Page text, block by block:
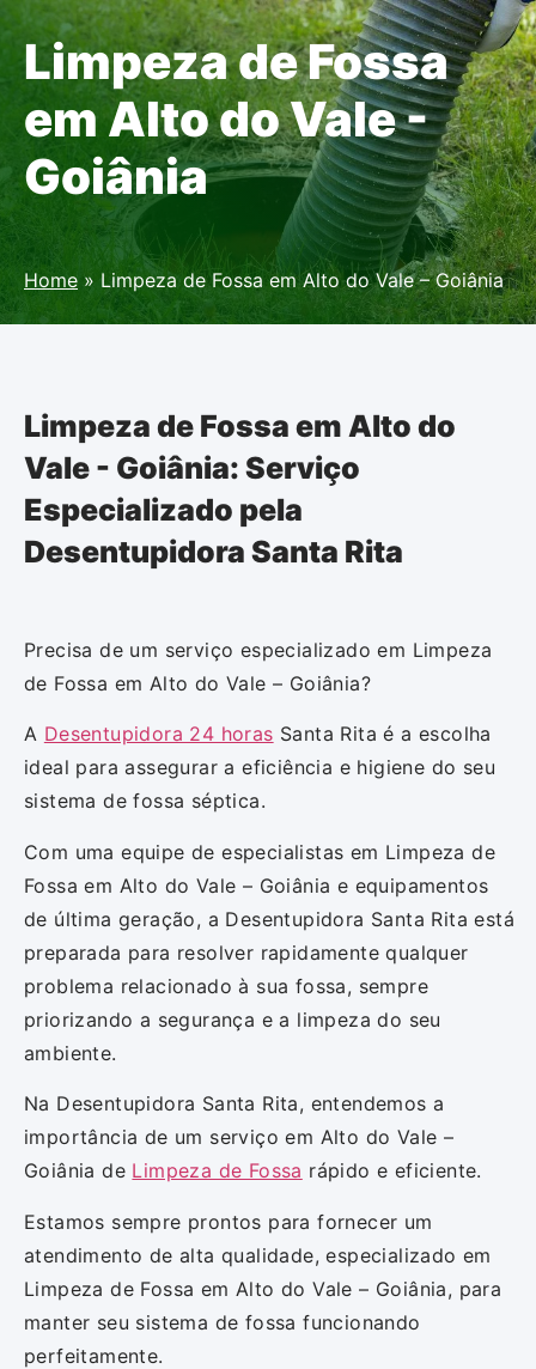
Limpeza de Fossa
em Alto do Vale -
Goiânia
Home »Limpeza de Fossa em Alto do Vale – Goiânia
Limpeza de Fossa em Alto do
Vale - Goiânia: Serviço
Especializado pela
Desentupidora Santa Rita
Precisa de um serviço especializado em Limpeza
de Fossa em Alto do Vale – Goiânia?
A Desentupidora 24 horas Santa Rita é a escolha
ideal para assegurar a eficiência e higiene do seu
sistema de fossa séptica.
Com uma equipe de especialistas em Limpeza de
Fossa em Alto do Vale – Goiânia e equipamentos
de última geração, a Desentupidora Santa Rita está
preparada para resolver rapidamente qualquer
problema relacionado à sua fossa, sempre
priorizando a segurança e a limpeza do seu
ambiente.
Na Desentupidora Santa Rita, entendemos a
importância de um serviço em Alto do Vale –
Goiânia de Limpeza de Fossa rápido e eficiente.
Estamos sempre prontos para fornecer um
atendimento de alta qualidade, especializado em
Limpeza de Fossa em Alto do Vale – Goiânia, para
manter seu sistema de fossa funcionando
perfeitamente.